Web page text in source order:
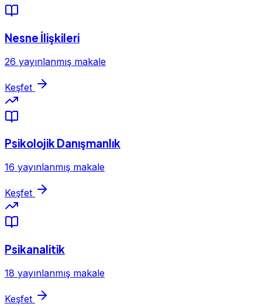
Nesne İlişkileri
26 yayınlanmış makale
Keşfet
Psikolojik Danışmanlık
16 yayınlanmış makale
Keşfet
Psikanalitik
18 yayınlanmış makale
Keşfet